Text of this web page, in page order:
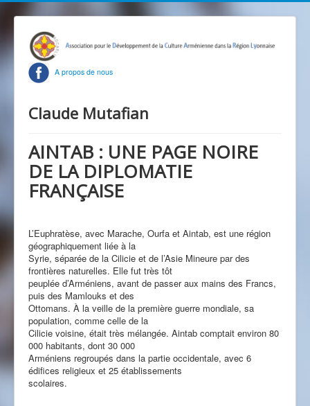
A propos de nous
Claude Mutafian
AINTAB : UNE PAGE NOIRE
DE LA DIPLOMATIE
FRANÇAISE
L’Euphratèse, avec Marache, Ourfa et Aintab, est une région
géographiquement liée à la
Syrie, séparée de la Cilicie et de l’Asie Mineure par des
frontières naturelles. Elle fut très tôt
peuplée d’Arméniens, avant de passer aux mains des Francs,
puis des Mamlouks et des
Ottomans. À la veille de la première guerre mondiale, sa
population, comme celle de la
Cilicie voisine, était très mélangée. Aintab comptait environ 80
000 habitants, dont 30 000
Arméniens regroupés dans la partie occidentale, avec 6
édifices religieux et 25 établissements
scolaires.